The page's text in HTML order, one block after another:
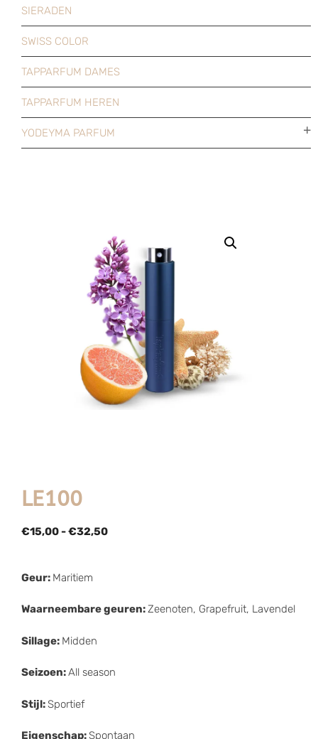
SIERADEN
SWISS COLOR
TAPPARFUM DAMES
TAPPARFUM HEREN
YODEYMA PARFUM
LE100
€15,00-€32,50
Geur: Maritiem
Waarneembare geuren:Zeenoten, Grapefruit, Lavendel
Sillage: Midden
Seizoen:All season
Stijl:Sportief
Eigenschap:Spontaan